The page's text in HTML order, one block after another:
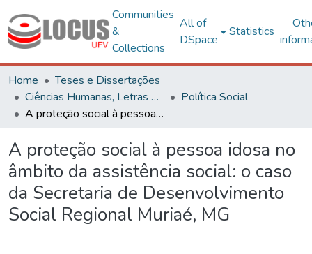
Communities
&
Collections
All of
DSpace
Statistics
Home
Teses e Dissertações
Ciências Humanas, Letras e Artes
Política Social
A proteção social à pessoa idosa no âmbito da assistência social: o caso da Secretaria de Desenvolvimento Social Regional Muriaé, MG
A proteção social à pessoa idosa no
âmbito da assistência social: o caso
da Secretaria de Desenvolvimento
Social Regional Muriaé, MG